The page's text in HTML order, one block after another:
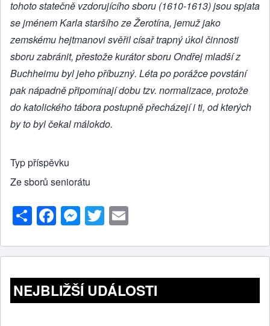
tohoto statečně vzdorujícího sboru (1610-1613) jsou spjata
se jménem Karla staršího ze Žerotína, jemuž jako
zemskému hejtmanovi svěřil císař trapný úkol činnosti
sboru zabránit, přestože kurátor sboru Ondřej mladší z
Buchheimu byl jeho příbuzný. Léta po porážce povstání
pak nápadně připomínají dobu tzv. normalizace, protože
do katolického tábora postupně přecházejí i ti, od kterých
by to byl čekal málokdo.
Typ příspěvku
Ze sborů seniorátu
S
h
ar
e
F
a
c
e
b
o
M
e
ss
e
n
g
T
wi
tt
er
ail
NEJBLIŽŠÍ UDÁLOSTI